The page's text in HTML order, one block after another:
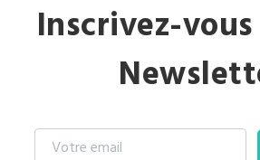
Inscrivez-